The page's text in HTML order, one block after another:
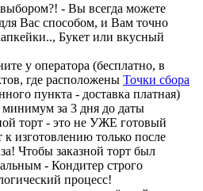
- Вы всегда можете
Вас способом, и Вам точно
Букет или вкусный
у оператора (бесплатно, в
где расположены Точки сбора
пункта - доставка платная)
минимум за 3 дня до даты
торт - это не УЖЕ готовый
изготовлению только после
Чтобы заказной торт был
- Кондитер строго
процесс!